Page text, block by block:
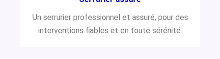
Un serrurier professionnel et assuré, pour des
interventions fiables et en toute sérénité.